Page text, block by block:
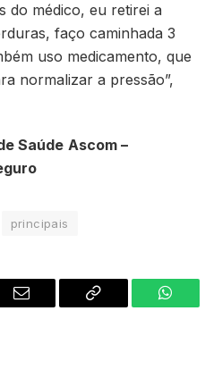
do médico, eu retirei a
faço caminhada 3
uso medicamento, que
normalizar a pressão”,
Saúde Ascom –
principais
Email
Copy